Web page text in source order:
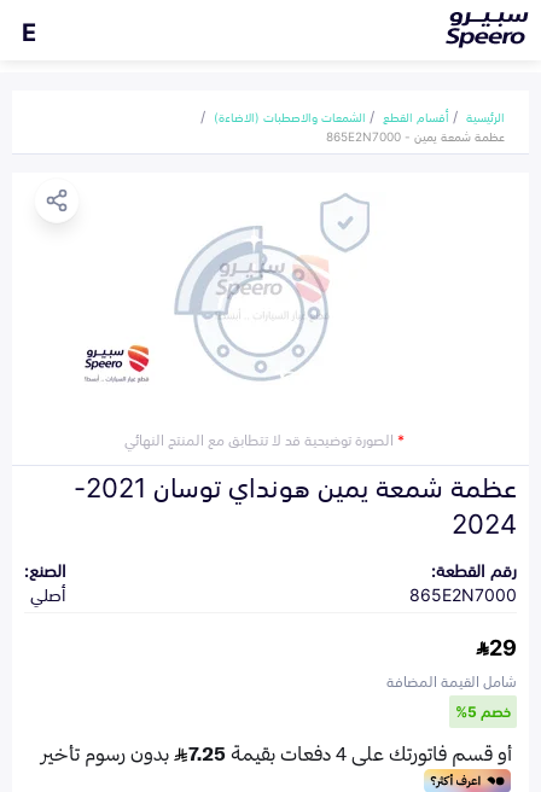
E
الرئيسية أقسام القطع
الشمعات والاصطبات (الاضاءة)
عظمة شمعة يمين - 865E2N7000
*الصورة توضيحية قد لا تتطابق مع المنتج النهائي
عظمة شمعة يمين هونداي توسان 2021-
2024
رقم القطعة:
865E2N7000
الصنع:
أصلي
29
شامل القيمة المضافة
خصم 5%